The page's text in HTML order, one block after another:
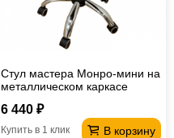
Стул мастера Монро-мини на
металлическом каркасе
6 440 ₽
В корзину
Купить в 1 клик